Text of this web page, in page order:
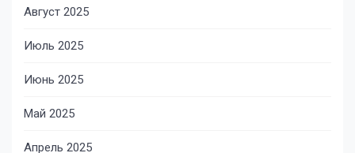
Август 2025
Июль 2025
Июнь 2025
Май 2025
Апрель 2025